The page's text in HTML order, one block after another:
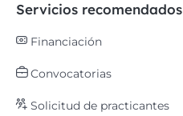
Servicios recomendados
Financiación
Convocatorias
Solicitud de practicantes